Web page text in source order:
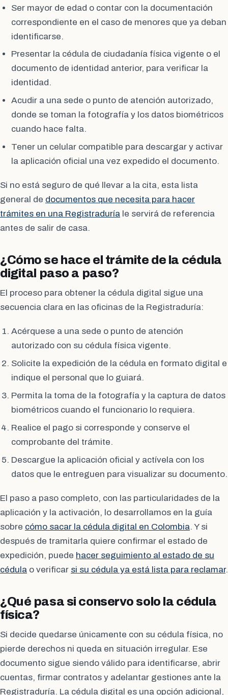
Ser mayor de edad o contar con la documentación
correspondiente en el caso de menores que ya deban
identificarse.
Presentar la cédula de ciudadanía física vigente o el
documento de identidad anterior, para verificar la
identidad.
Acudir a una sede o punto de atención autorizado,
donde se toman la fotografía y los datos biométricos
cuando hace falta.
Tener un celular compatible para descargar y activar
la aplicación oficial una vez expedido el documento.
Si no está seguro de qué llevar a la cita, esta lista
general de documentos que necesita para hacer
trámites en una Registraduría le servirá de referencia
antes de salir de casa.
¿Cómo se hace el trámite de la cédula
digital paso a paso?
El proceso para obtener la cédula digital sigue una
secuencia clara en las oficinas de la Registraduría:
Acérquese a una sede o punto de atención
autorizado con su cédula física vigente.
Solicite la expedición de la cédula en formato digital e
indique el personal que lo guiará.
Permita la toma de la fotografía y la captura de datos
biométricos cuando el funcionario lo requiera.
Realice el pago si corresponde y conserve el
comprobante del trámite.
Descargue la aplicación oficial y actívela con los
datos que le entreguen para visualizar su documento.
El paso a paso completo, con las particularidades de la
aplicación y la activación, lo desarrollamos en la guía
sobre cómo sacar la cédula digital en Colombia. Y si
después de tramitarla quiere confirmar el estado de
expedición, puede hacer seguimiento al estado de su
cédula o verificar si su cédula ya está lista para reclamar.
¿Qué pasa si conservo solo la cédula
física?
Si decide quedarse únicamente con su cédula física, no
pierde derechos ni queda en situación irregular. Ese
documento sigue siendo válido para identificarse, abrir
cuentas, firmar contratos y adelantar gestiones ante la
Registraduría. La cédula digital es una opción adicional,